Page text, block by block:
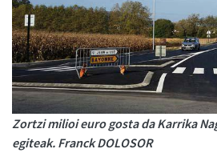
Zortzi milioi euro gosta da Karrika
egiteak. Franck DOLOSOR